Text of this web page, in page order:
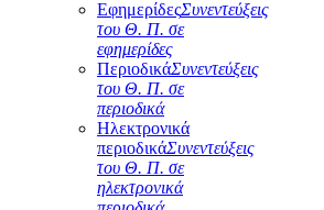
ΕφημερίδεςΣυνεντεύξεις
του Θ. Π. σε
εφημερίδες
ΠεριοδικάΣυνεντεύξεις
του Θ. Π. σε
περιοδικά
Ηλεκτρονικά
περιοδικάΣυνεντεύξεις
του Θ. Π. σε
ηλεκτρονικά